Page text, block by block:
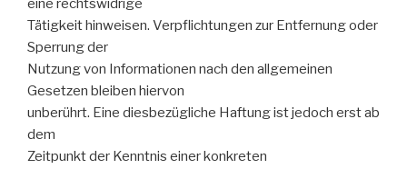
eine rechtswidrige
Tätigkeit hinweisen. Verpflichtungen zur Entfernung oder
Sperrung der
Nutzung von Informationen nach den allgemeinen
Gesetzen bleiben hiervon
unberührt. Eine diesbezügliche Haftung ist jedoch erst ab
dem
Zeitpunkt der Kenntnis einer konkreten